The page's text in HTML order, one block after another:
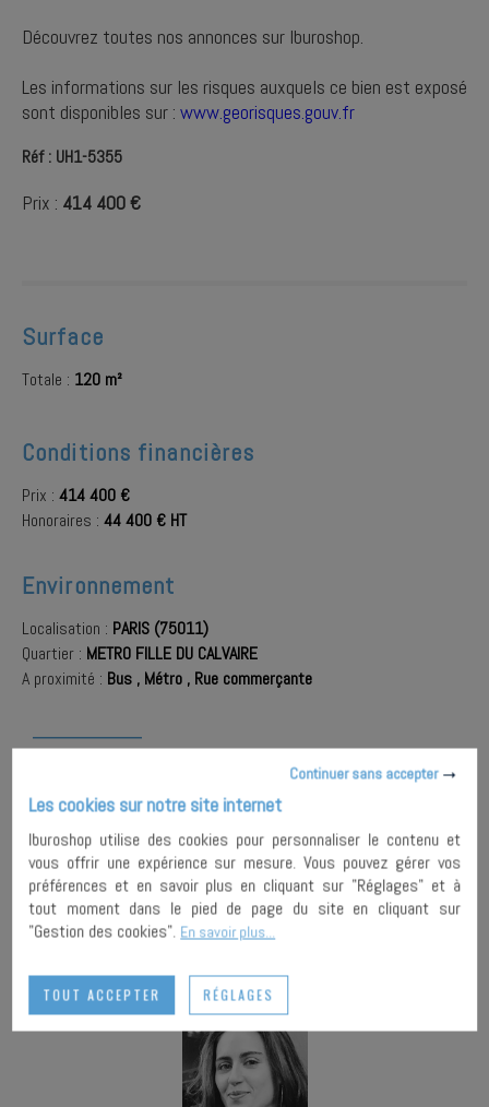
Découvrez toutes nos annonces sur Iburoshop.
Les informations sur les risques auxquels ce bien est exposé
sont disponibles sur : www.georisques.gouv.fr
Réf : UH1-5355
Prix : 414 400 €
Surface
Totale : 120 m²
Conditions financières
Prix : 414 400 €
Honoraires : 44 400 € HT
Environnement
Localisation : PARIS (75011)
Quartier : METRO FILLE DU CALVAIRE
A proximité : Bus , Métro , Rue commerçante
SÉLECTION UN AMI
IMPRIMER
Continuer sans accepter
Les cookies sur notre site internet
Iburoshop utilise des cookies pour personnaliser le contenu et
vous offrir une expérience sur mesure. Vous pouvez gérer vos
préférences et en savoir plus en cliquant sur "Réglages" et à
tout moment dans le pied de page du site en cliquant sur
"Gestion des cookies". En savoir plus...
TOUT ACCEPTER RÉGLAGES